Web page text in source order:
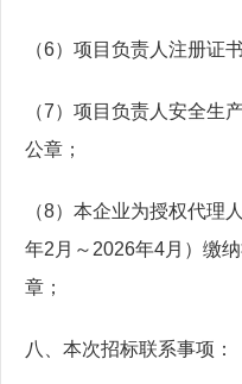
（6）项目负责人注册证
（7）项目负责人安全生
公章；
（8）本企业为授权代理
年2月～2026年4月）缴
章；
八、本次招标联系事项：